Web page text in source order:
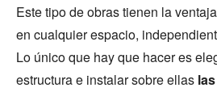
Este tipo de obras tienen la
en cualquier espacio,
Lo único que hay que hacer es
estructura e instalar sobre ellas